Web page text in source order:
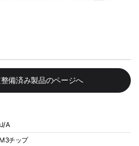
備済み製品のページへ
A
チップ